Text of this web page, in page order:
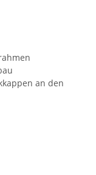
an den